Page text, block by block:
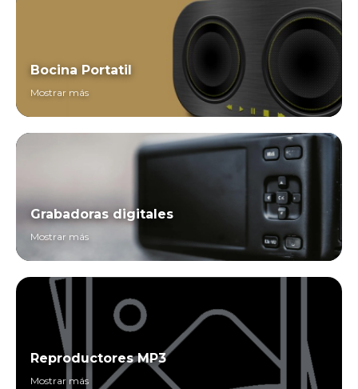
Bocina Portatil
Mostrar más
Grabadoras digitales
Mostrar más
Reproductores MP3
Mostrar más